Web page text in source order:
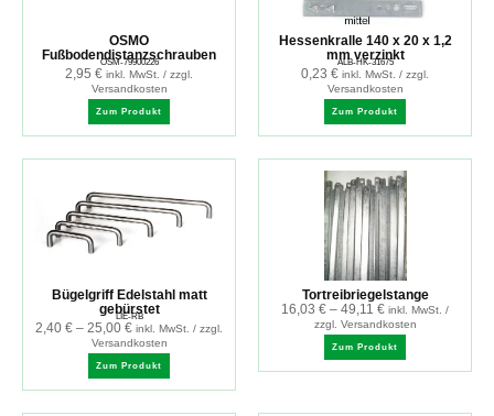
OSMO
Fußbodendistanzschrauben
OSM-79900226
2,95 € inkl. MwSt. / zzgl.
Versandkosten
Zum Produkt
Hessenkralle 140 x 20 x 1,2
mm verzinkt
ALB-HK-31675
0,23 € inkl. MwSt. / zzgl.
Versandkosten
Zum Produkt
Bügelgriff Edelstahl matt
gebürstet
LIE-RB
2,40 € – 25,00 € inkl. MwSt. / zzgl.
Versandkosten
Zum Produkt
Tortreibriegelstange
16,03 € – 49,11 € inkl. MwSt. /
zzgl. Versandkosten
Zum Produkt